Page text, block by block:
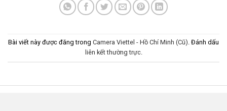
Bài viết này được đăng trong Camera Viettel - Hồ Chí Minh (Cũ). Đánh dấu
liên kết thường trực.